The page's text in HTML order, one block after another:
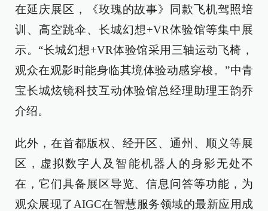
在延庆展区，《玫瑰的故事》同款飞机驾照培
训、高空跳伞、长城幻想+VR体验馆等集中展
示。“长城幻想+VR体验馆采用三轴运动飞椅，
观众在观影时能身临其境体验动感穿梭。”中青
宝长城炫镜科技互动体验馆总经理助理王韵乔
介绍。
此外，在首都版权、经开区、通州、顺义等展
区，虚拟数字人及智能机器人的身影无处不
在，它们具备展区导览、信息问答等功能，为
观众展现了AIGC在智慧服务领域的最新应用成